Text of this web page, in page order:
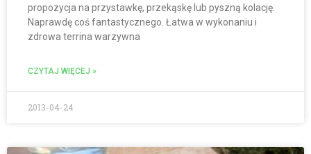
propozycja na przystawkę, przekąskę lub pyszną kolację.
Naprawdę coś fantastycznego. Łatwa w wykonaniu i
zdrowa terrina warzywna
CZYTAJ WIĘCEJ »
2013-04-24